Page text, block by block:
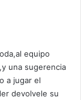
equipo
una sugerencia
a jugar el
devolvele su